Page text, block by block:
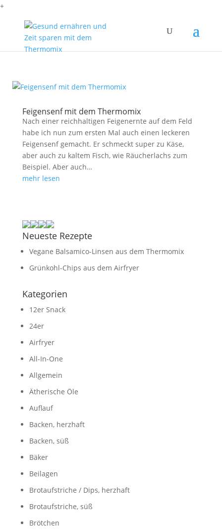
+
Feigensenf mit dem Thermomix
Nach einer reichhaltigen Feigenernte auf dem Feld
habe ich nun zum ersten Mal auch einen leckeren
Feigensenf gemacht. Er schmeckt super zu Käse,
aber auch zu kaltem Fisch, wie Räucherlachs zum
Beispiel. Aber auch…
mehr lesen
Neueste Rezepte
Vegane Balsamico-Linsen aus dem Thermomix
Grünkohl-Chips aus dem Airfryer
Kategorien
12er Snack
24er
Airfryer
All-In-One
Allgemein
Ätherische Öle
Auflauf
Backen, herzhaft
Backen, süß
Bäker
Beilagen
Brotaufstriche / Dips, herzhaft
Brotaufstriche, süß
Brötchen